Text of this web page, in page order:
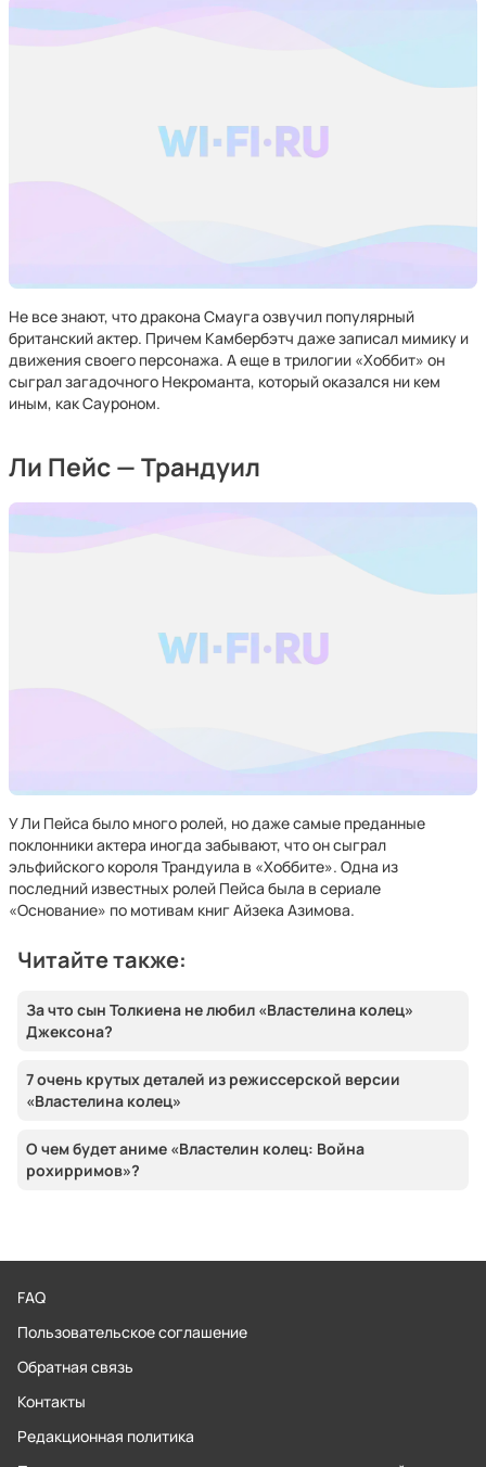
Не все знают, что дракона Смауга озвучил популярный
британский актер. Причем Камбербэтч даже записал мимику и
движения своего персонажа. А еще в трилогии «Хоббит» он
сыграл загадочного Некроманта, который оказался ни кем
иным, как Сауроном.
Ли Пейс — Трандуил
У Ли Пейса было много ролей, но даже самые преданные
поклонники актера иногда забывают, что он сыграл
эльфийского короля Трандуила в «Хоббите». Одна из
последний известных ролей Пейса была в сериале
«Основание» по мотивам книг Айзека Азимова.
Читайте также:
За что сын Толкиена не любил «Властелина колец»
Джексона?
7 очень крутых деталей из режиссерской версии
«Властелина колец»
О чем будет аниме «Властелин колец: Война
рохирримов»?
FAQ
Пользовательское соглашение
Обратная связь
Контакты
Редакционная политика